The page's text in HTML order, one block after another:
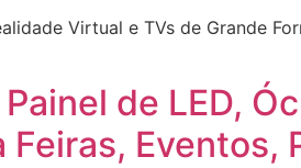
Virtual e TVs de Grande
de LED,
Eventos,